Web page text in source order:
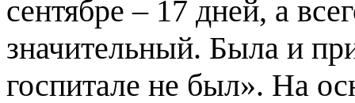
сентябре – 17 дней, а
значительный. Была и
госпитале не был». На